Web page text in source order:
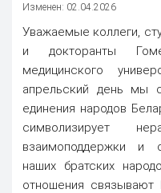
Изменен: 02.04.2026
Уважаемые коллеги,
и докторанты
медицинского
апрельский день мы
единения народов
символизирует
взаимоподдержки и
наших братских
отношения связывают